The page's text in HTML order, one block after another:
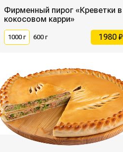
Фирменный пирог «Креветки в
кокосовом карри»
1000 г 600 г 1980 ₽